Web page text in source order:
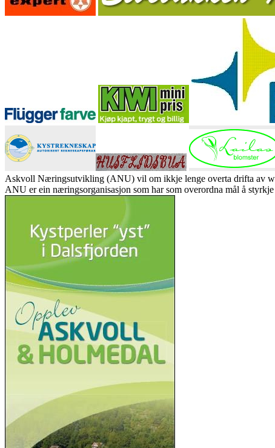
Askvoll Næringsutvikling (ANU) vil om ikkje lenge overta drifta av
ANU er ein næringsorganisasjon som har som overordna mål å